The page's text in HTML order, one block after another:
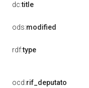
dc:title
ods:modified
rdf:type
ocd:rif_deputato